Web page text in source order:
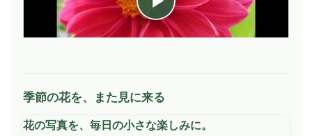
動
画
を
季節の花を、また見に来る
花の写真を、毎日の小さな楽しみに。